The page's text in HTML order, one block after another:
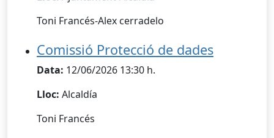
Toni Francés-Alex cerradelo
Comissió Protecció de dades
Data: 12/06/2026 13:30 h.
Lloc: Alcaldía
Toni Francés